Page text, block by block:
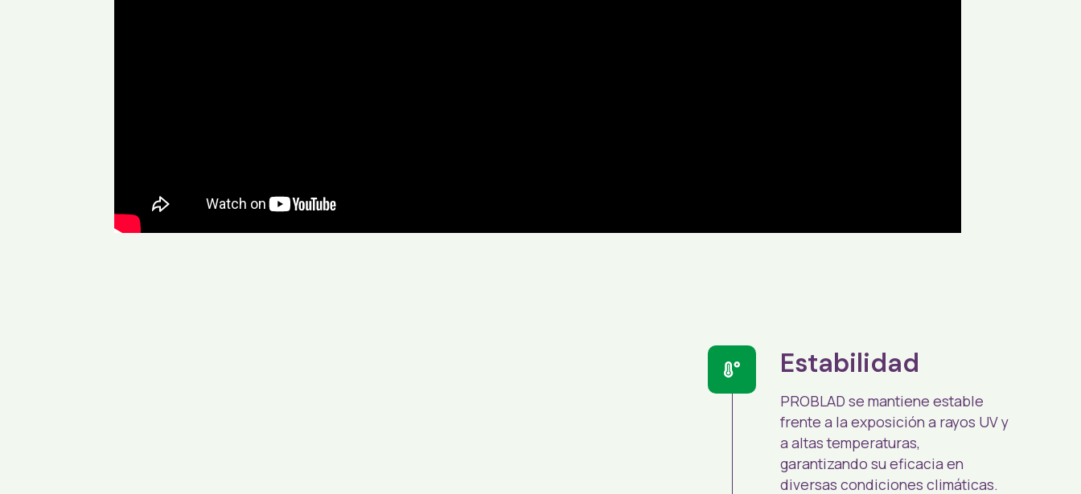
Estabilidad
PROBLAD se mantiene estable
frente a la exposición a rayos UV y
a altas temperaturas,
garantizando su eficacia en
diversas condiciones climáticas.